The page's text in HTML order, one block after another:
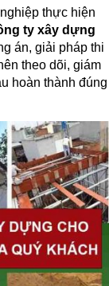
thực hiện
ty xây dựng
án, giải pháp thi
theo dõi, giám
hoàn thành đúng